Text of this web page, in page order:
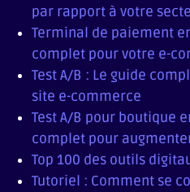
par rapport à votre
Terminal de paiement
complet pour votre e-
Test A/B : Le guide
site e-commerce
Test A/B pour boutique
complet pour
Top 100 des outils
Tutoriel : Comment se